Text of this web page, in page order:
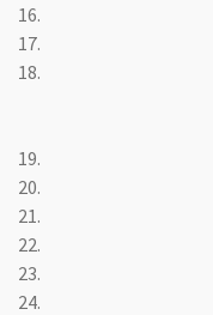
16.
17.
18.
19.
20.
21.
22.
23.
24.